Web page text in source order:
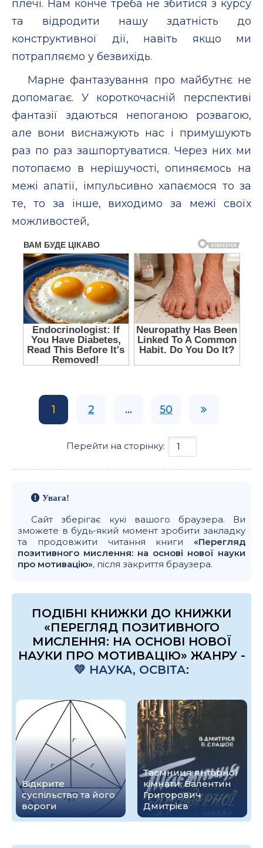
плечі. Нам конче треба не збитися з курсу
та відродити нашу здатність до
конструктивної дії, навіть якщо ми
потрапляємо у безвихідь.
Марне фантазування про майбутнє не
допомагає. У короткочасній перспективі
фантазії здаються непоганою розвагою,
але вони виснажують нас і примушують
раз по раз зашпортуватися. Через них ми
потопаємо в нерішучості, опиняємось на
межі апатії, імпульсивно хапаємося то за
те, то за інше, виходимо за межі своїх
можливостей,
1 2 ... 50
Перейти на сторінку:
Увага!
Сайт зберігає кукі вашого браузера. Ви
зможете в будь-який момент зробити закладку
та продовжити читання книги «Перегляд
позитивного мислення: на основі нової науки
про мотивацію», після закриття браузера.
ПОДІБНІ КНИЖКИ ДО КНИЖКИ
«ПЕРЕГЛЯД ПОЗИТИВНОГО
МИСЛЕННЯ: НА ОСНОВІ НОВОЇ
НАУКИ ПРО МОТИВАЦІЮ» ЖАНРУ -
💛 НАУКА, ОСВІТА:
Відкрите
суспільство та його
вороги
Таємниця янтарної
кімнати, Валентин
Григорович
Дмитрієв